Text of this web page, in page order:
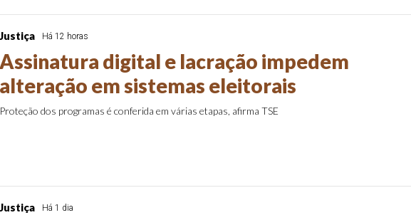
Justiça Há 12 horas
Assinatura digital e lacração impedem
alteração em sistemas eleitorais
Proteção dos programas é conferida em várias etapas, afirma TSE
Justiça Há 1 dia